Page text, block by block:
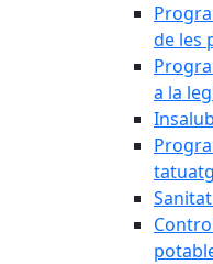
de les
a la